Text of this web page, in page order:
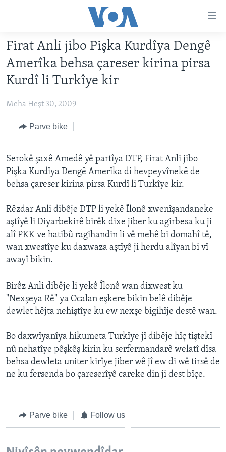
Yekser
here
naveroka
serekî
here
serekî
here
Lêgerînê
FOTO GALERÎ
RADYO
AMERÎKA
TIRKÎYE
ÎRAQ
ÎRAN
CÎHAN
ÇAND Û HUNER
SERNIVÎS
Learning English
Zimanên Din
Firat Anli jibo Pişka Kurdîya Dengê
Amerîka behsa çareser kirina pirsa
Kurdî li Turkîye kir
Meha Heşt 30, 2009
Parve bike
Serokê şaxê Amedê yê partîya DTP, Firat Anli jibo
Pişka Kurdîya Dengê Amerîka di hevpeyvînekê de
behsa çareser kirina pirsa Kurdî li Turkîye kir.
Rêzdar Anli dibêje DTP li yekê Îlonê xwenîşandaneke
aştîyê li Diyarbekirê birêk dixe jiber ku agirbesa ku ji
alî PKK ve hatibû ragihandin li vê mehê bi domahî tê,
wan xwestîye ku daxwaza aştîyê ji herdu alîyan bi vî
awayî bikin.
Birêz Anli dibêje li yekê Îlonê wan dixwest ku
"Nexşeya Rê" ya Ocalan eşkere bikin belê dibêje
dewlet hêjta nehiştîye ku ew nexşe bigihîje destê wan.
Bo daxwîyanîya hikumeta Turkîye jî dibêje hîç tiştekî
nû nehatîye pêşkêş kirin ku serfermandarê welatî dîsa
behsa dewleta uniter kirîye jiber wê jî ew di wê tirsê de
ne ku fersenda bo çareserîyê careke din ji dest bîçe.
Parve bike Follow us